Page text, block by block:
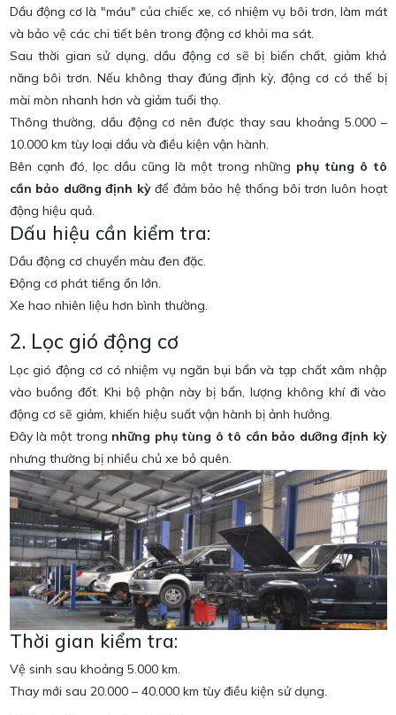
Dầu động cơ là "máu" của chiếc xe, có nhiệm vụ bôi trơn, làm mát
và bảo vệ các chi tiết bên trong động cơ khỏi ma sát.
Sau thời gian sử dụng, dầu động cơ sẽ bị biến chất, giảm khả
năng bôi trơn. Nếu không thay đúng định kỳ, động cơ có thể bị
mài mòn nhanh hơn và giảm tuổi thọ.
Thông thường, dầu động cơ nên được thay sau khoảng 5.000 –
10.000 km tùy loại dầu và điều kiện vận hành.
Bên cạnh đó, lọc dầu cũng là một trong những phụ tùng ô tô
cần bảo dưỡng định kỳđể đảm bảo hệ thống bôi trơn luôn hoạt
động hiệu quả.
Dấu hiệu cần kiểm tra:
Dầu động cơ chuyển màu đen đặc.
Động cơ phát tiếng ồn lớn.
Xe hao nhiên liệu hơn bình thường.
2. Lọc gió động cơ
Lọc gió động cơ có nhiệm vụ ngăn bụi bẩn và tạp chất xâm nhập
vào buồng đốt. Khi bộ phận này bị bẩn, lượng không khí đi vào
động cơ sẽ giảm, khiến hiệu suất vận hành bị ảnh hưởng.
Đây là một trong những phụ tùng ô tô cần bảo dưỡng định kỳ
nhưng thường bị nhiều chủ xe bỏ quên.
Thời gian kiểm tra:
Vệ sinh sau khoảng 5.000 km.
Thay mới sau 20.000 – 40.000 km tùy điều kiện sử dụng.